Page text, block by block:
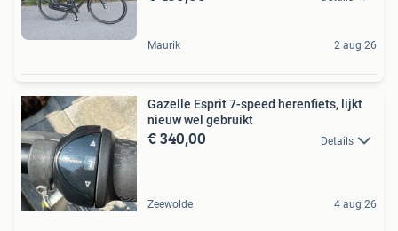
Maurik 2 aug 26
Gazelle Esprit 7-speed herenfiets, lijkt
nieuw wel gebruikt
€ 340,00 Details
Zeewolde 4 aug 26